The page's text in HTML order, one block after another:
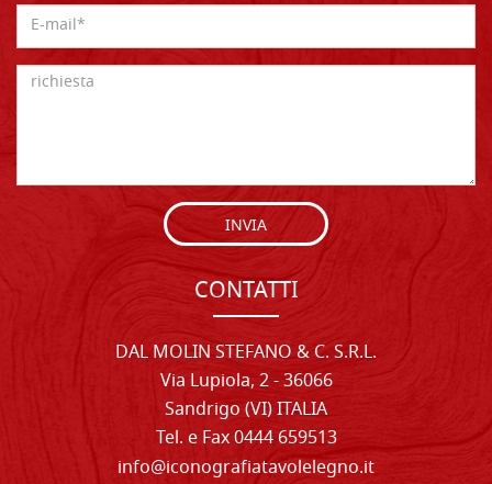
INVIA
CONTATTI
DAL MOLIN STEFANO & C. S.R.L.
Via Lupiola, 2 - 36066
Sandrigo (VI) ITALIA
Tel. e Fax 0444 659513
info@iconografiatavolelegno.it